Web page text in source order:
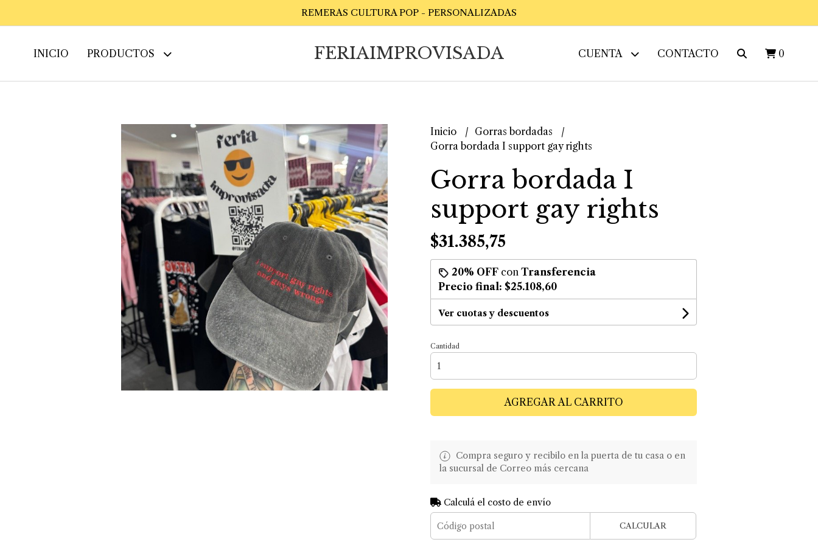
REMERAS CULTURA POP - PERSONALIZADAS
INICIO PRODUCTOS FERIAIMPROVISADA CUENTA CONTACTO 0
Inicio
Gorras bordadas
Gorra bordada I support gay rights
Gorra bordada I
support gay rights
$31.385,75
20% OFF con Transferencia
Precio final: $25.108,60
Ver cuotas y descuentos
Cantidad
AGREGAR AL CARRITO
Compra seguro y recibilo en la puerta de tu casa o en
la sucursal de Correo más cercana
Calculá el costo de envío
CALCULAR